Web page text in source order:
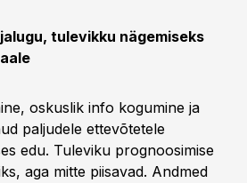
tulevikku nägemiseks
oskuslik info kogumine ja
paljudele ettevõtetele
edu. Tuleviku prognoosimise
aga mitte piisavad. Andmed